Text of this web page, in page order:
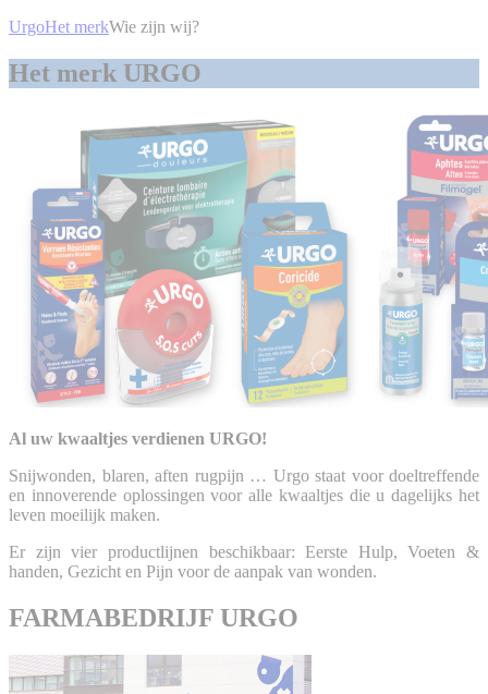
UrgoHet merkWie zijn wij?
Het merk URGO
Al uw kwaaltjes verdienen URGO!
Snijwonden, blaren, aften rugpijn … Urgo staat voor doeltreffende
en innoverende oplossingen voor alle kwaaltjes die u dagelijks het
leven moeilijk maken.
Er zijn vier productlijnen beschikbaar: Eerste Hulp, Voeten &
handen, Gezicht en Pijn voor de aanpak van wonden.
FARMABEDRIJF URGO